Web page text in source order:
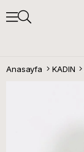
Anasayfa KADIN